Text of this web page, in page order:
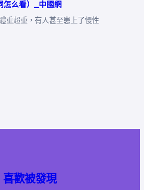
怎么看）_中國網
重超重，有人甚至患上了慢性
喜歡被發現